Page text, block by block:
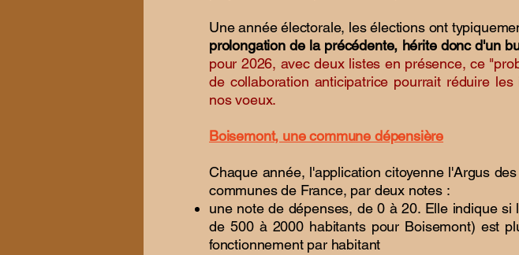
Une année électorale, les élections ont
prolongation de la précédente, hérite donc d'un
pour 2026, avec deux listes en présence, ce
de collaboration anticipatrice pourrait réduire
nos voeux.
Boisemont, une commune dépensière
Chaque année, l'application citoyenne l'Argus
communes de France, par deux notes :
une note de dépenses, de 0 à 20. Elle indique
de 500 à 2000 habitants pour Boisemont) est
fonctionnement par habitant